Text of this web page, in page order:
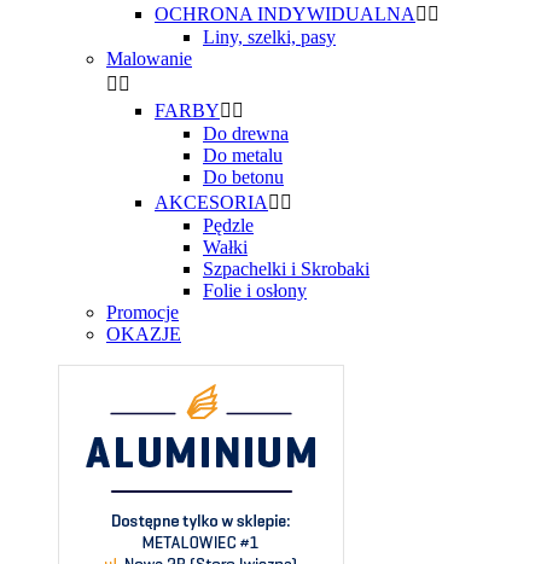
OCHRONA INDYWIDUALNA  
Liny, szelki, pasy
Malowanie
 
FARBY 
Do drewna
Do metalu
Do betonu
AKCESORIA  
Pędzle
Wałki
Szpachelki i Skrobaki
Folie i osłony
Promocje
OKAZJE